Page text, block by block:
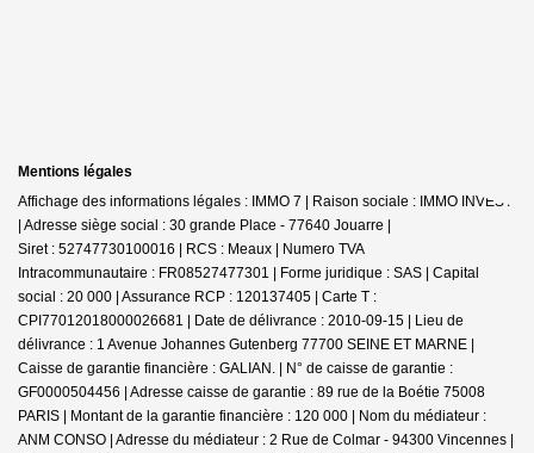
Mentions légales
Affichage des informations légales : IMMO 7 | Raison sociale : IMMO INVEST
| Adresse siège social : 30 grande Place - 77640 Jouarre |
Siret : 52747730100016 | RCS : Meaux | Numero TVA
Intracommunautaire : FR08527477301 | Forme juridique : SAS | Capital
social : 20 000 | Assurance RCP : 120137405 | Carte T :
CPI77012018000026681 | Date de délivrance : 2010-09-15 | Lieu de
délivrance : 1 Avenue Johannes Gutenberg 77700 SEINE ET MARNE |
Caisse de garantie financière : GALIAN. | N° de caisse de garantie :
GF0000504456 | Adresse caisse de garantie : 89 rue de la Boétie 75008
PARIS | Montant de la garantie financière : 120 000 | Nom du médiateur :
ANM CONSO | Adresse du médiateur : 2 Rue de Colmar - 94300 Vincennes |